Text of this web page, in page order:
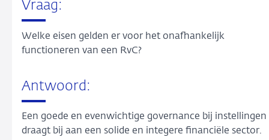
Vraag:
Welke eisen gelden er voor het onafhankelijk
functioneren van een RvC?
Antwoord:
Een goede en evenwichtige governance bij instellingen
draagt bij aan een solide en integere financiële sector.